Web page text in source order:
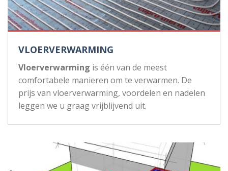
VLOERVERWARMING
Vloerverwarming is één van de meest
comfortabele manieren om te verwarmen. De
prijs van vloerverwarming, voordelen en nadelen
leggen we u graag vrijblijvend uit.